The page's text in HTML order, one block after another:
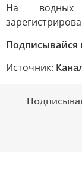
На водных
Подписывайся
Источник: